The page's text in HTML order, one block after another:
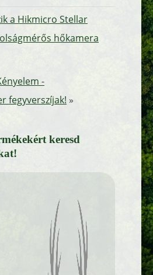
a Hikmicro Stellar
hőkamera
-
fegyverszíjak! »
keresd